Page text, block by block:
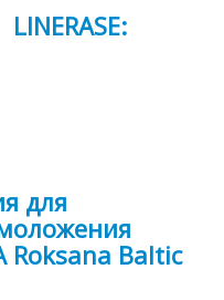
LINERASE:
для
Roksana Baltic